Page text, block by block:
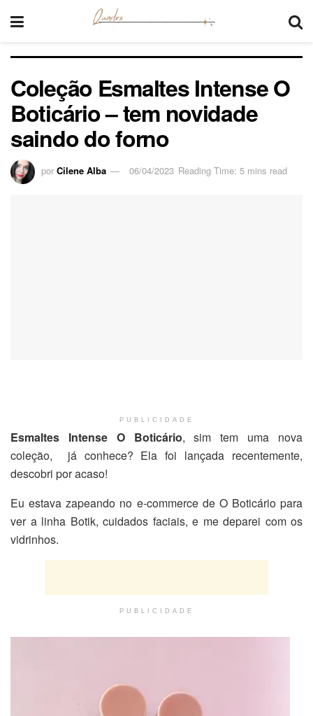
Coleção Esmaltes Intense O
Boticário – tem novidade
saindo do forno
por Cilene Alba 06/04/2023 Reading Time: 5 mins read
PUBLICIDADE
Esmaltes Intense O Boticário, sim tem uma nova
coleção, já conhece? Ela foi lançada recentemente,
descobri por acaso!
Eu estava zapeando no e-commerce de O Boticário para
ver a linha Botik, cuidados faciais, e me deparei com os
vidrinhos.
PUBLICIDADE